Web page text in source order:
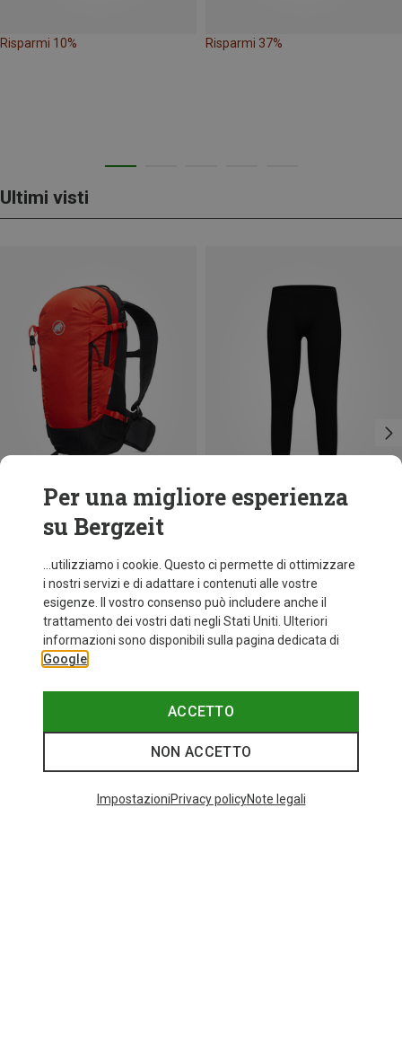
Risparmi 10% Risparmi 37%
Ultimi visti
Risparmi 19%
Per una migliore esperienza
su Bergzeit
...utilizziamo i cookie. Questo ci permette di ottimizzare
i nostri servizi e di adattare i contenuti alle vostre
esigenze. Il vostro consenso può includere anche il
trattamento dei vostri dati negli Stati Uniti. Ulteriori
informazioni sono disponibili sulla pagina dedicata di
Google
ACCETTO
NON ACCETTO
ImpostazioniPrivacy policyNote legali